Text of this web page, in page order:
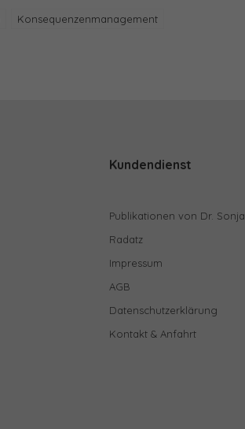
Konsequenzenmanagement
Kundendienst
Publikationen von Dr. Sonja
Radatz
Impressum
AGB
Datenschutzerklärung
Kontakt & Anfahrt